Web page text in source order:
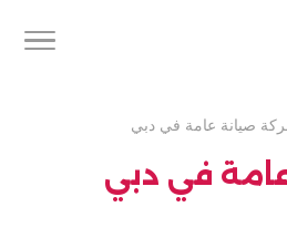
صيانة عامة في دبي
في دبي